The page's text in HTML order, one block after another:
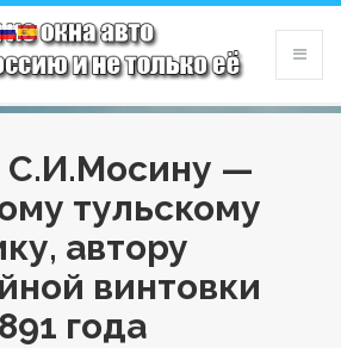
С.И.Мосину —
тульскому
автору
винтовки
года